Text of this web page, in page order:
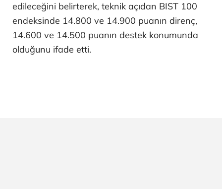
edileceğini belirterek, teknik açıdan BIST 100
endeksinde 14.800 ve 14.900 puanın direnç,
14.600 ve 14.500 puanın destek konumunda
olduğunu ifade etti.